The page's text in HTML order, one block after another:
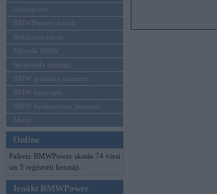
Autosports
BMWPower aktuāli
Reklāmas raksti
Mēneša BMW
Sērijveida tūnings
BMW pasaules jaunumi
BMW koncepti
BMW konkurentu jaunumi
Moto
Online
Pašreiz BMWPower skatās 74 viesi
un 3 reģistrēti lietotāji.
Ienākt BMWPower